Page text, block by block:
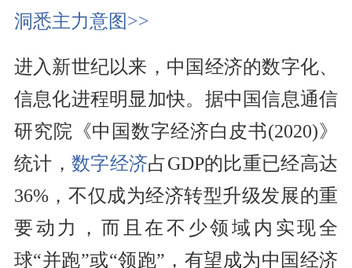
洞悉主力意图>>
进入新世纪以来，中国经济的数字化、
信息化进程明显加快。据中国信息通信
研究院《中国数字经济白皮书(2020)》
统计， 数字经济占GDP的比重已经高达
36%，不仅成为经济转型升级发展的重
要动力，而且在不少领域内实现全
球“并跑”或“领跑”，有望成为中国经济